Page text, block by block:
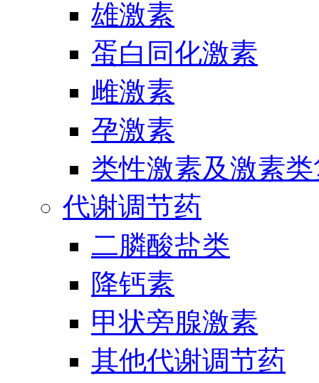
雄激素
蛋白同化激素
雌激素
孕激素
类性激素及激素
代谢调节药
二膦酸盐类
降钙素
甲状旁腺激素
其他代谢调节药